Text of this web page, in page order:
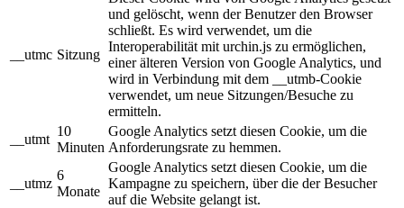
__utmc Sitzung
und gelöscht, wenn der Benutzer den Browser
schließt. Es wird verwendet, um die
Interoperabilität mit urchin.js zu ermöglichen,
einer älteren Version von Google Analytics, und
wird in Verbindung mit dem __utmb-Cookie
verwendet, um neue Sitzungen/Besuche zu
ermitteln.
__utmt
10
Minuten
Google Analytics setzt diesen Cookie, um die
Anforderungsrate zu hemmen.
__utmz
6
Monate
Google Analytics setzt diesen Cookie, um die
Kampagne zu speichern, über die der Besucher
auf die Website gelangt ist.